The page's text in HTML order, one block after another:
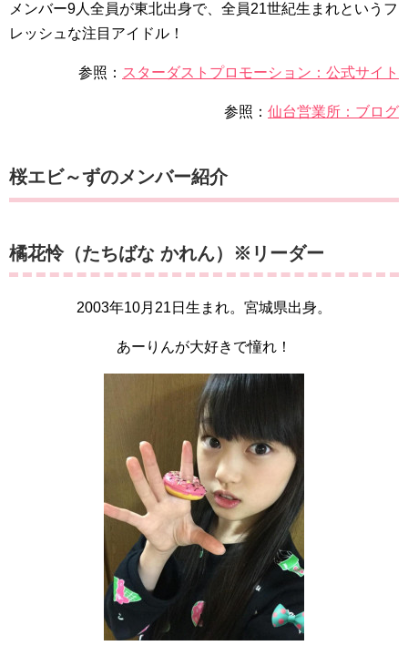
メンバー9人全員が東北出身で、全員21世紀生まれというフ
レッシュな注目アイドル！
参照： スターダストプロモーション：公式サイト
参照： 仙台営業所：ブログ
桜エビ～ずのメンバー紹介
橘花怜（たちばな かれん）※リーダー
2003年10月21日生まれ。宮城県出身。
あーりんが大好きで憧れ！